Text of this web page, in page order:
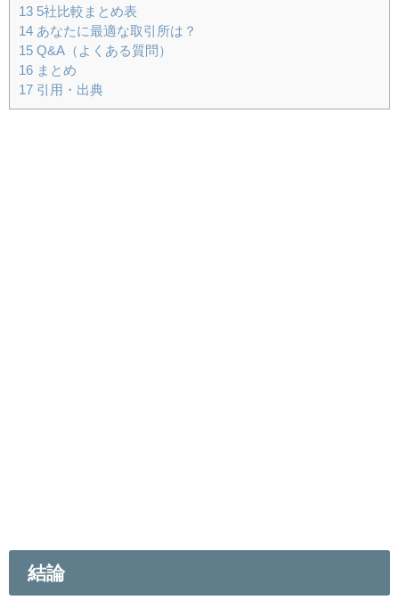
13 5社比較まとめ表
14 あなたに最適な取引所は？
15 Q&A（よくある質問）
16 まとめ
17 引用・出典
結論